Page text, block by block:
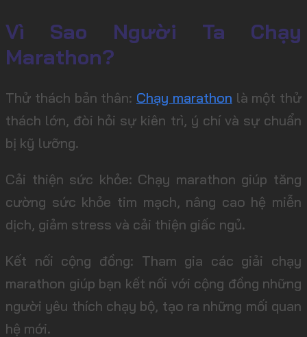
Vì Sao Người Ta Chạy
Marathon?
Thử thách bản thân: Chạy marathon là một thử
thách lớn, đòi hỏi sự kiên trì, ý chí và sự chuẩn
bị kỹ lưỡng.
Cải thiện sức khỏe: Chạy marathon giúp tăng
cường sức khỏe tim mạch, nâng cao hệ miễn
dịch, giảm stress và cải thiện giấc ngủ.
Kết nối cộng đồng: Tham gia các giải chạy
marathon giúp bạn kết nối với cộng đồng những
người yêu thích chạy bộ, tạo ra những mối quan
hệ mới.